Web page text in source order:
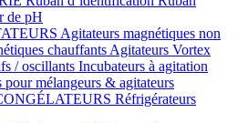
de pH
Agitateurs magnétiques non
chauffants Agitateurs Vortex
/ oscillants Incubateurs à agitation
pour mélangeurs & agitateurs
Réfrigérateurs